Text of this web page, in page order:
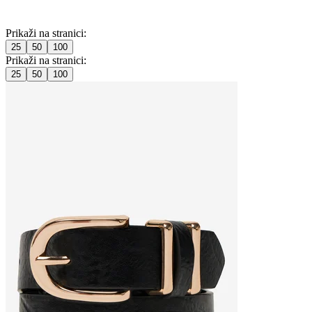
Prikaži na stranici:
25 50 100
Prikaži na stranici:
25 50 100